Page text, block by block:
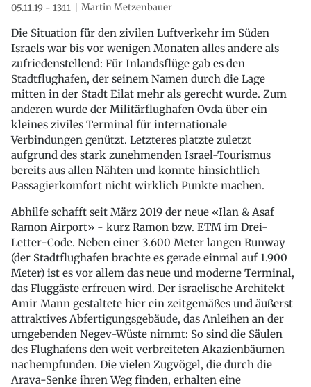
05.11.19 - 13:11 Martin Metzenbauer
Die Situation für den zivilen Luftverkehr im Süden
Israels war bis vor wenigen Monaten alles andere als
zufriedenstellend: Für Inlandsflüge gab es den
Stadtflughafen, der seinem Namen durch die Lage
mitten in der Stadt Eilat mehr als gerecht wurde. Zum
anderen wurde der Militärflughafen Ovda über ein
kleines ziviles Terminal für internationale
Verbindungen genützt. Letzteres platzte zuletzt
aufgrund des stark zunehmenden Israel-Tourismus
bereits aus allen Nähten und konnte hinsichtlich
Passagierkomfort nicht wirklich Punkte machen.
Abhilfe schafft seit März 2019 der neue «Ilan & Asaf
Ramon Airport» - kurz Ramon bzw. ETM im Drei-
Letter-Code. Neben einer 3.600 Meter langen Runway
(der Stadtflughafen brachte es gerade einmal auf 1.900
Meter) ist es vor allem das neue und moderne Terminal,
das Fluggäste erfreuen wird. Der israelische Architekt
Amir Mann gestaltete hier ein zeitgemäßes und äußerst
attraktives Abfertigungsgebäude, das Anleihen an der
umgebenden Negev-Wüste nimmt: So sind die Säulen
des Flughafens den weit verbreiteten Akazienbäumen
nachempfunden. Die vielen Zugvögel, die durch die
Arava-Senke ihren Weg finden, erhalten eine